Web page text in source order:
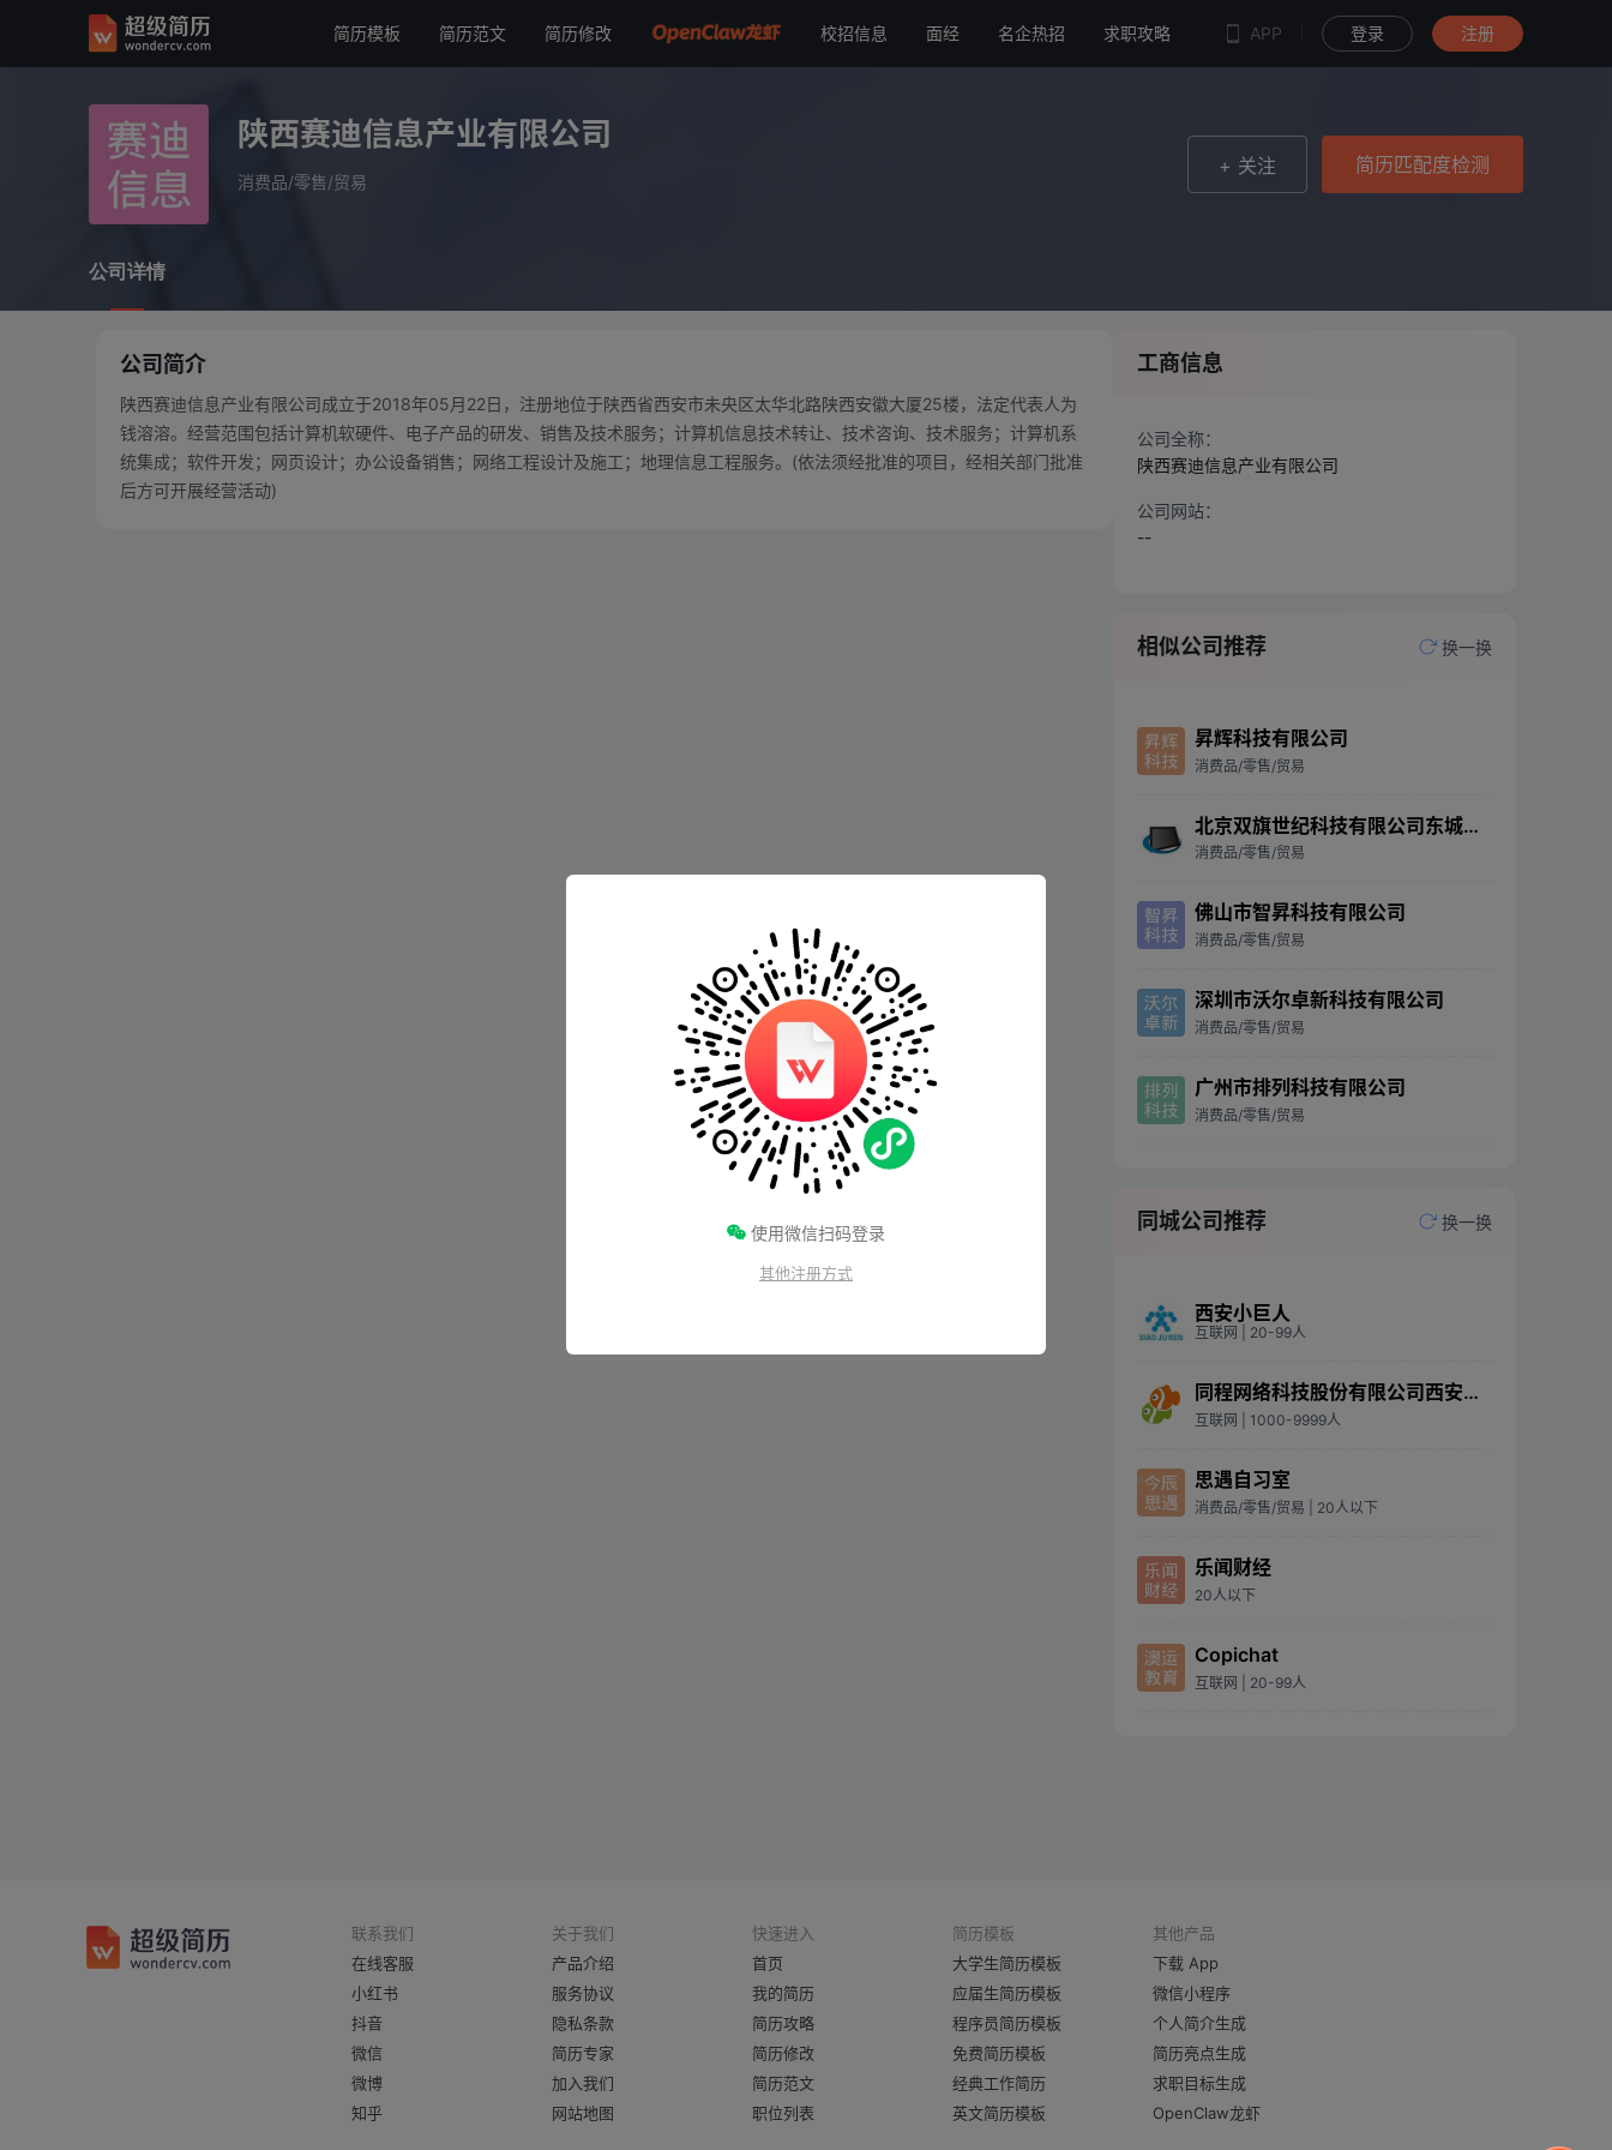
简历模板 简历范文 简历修改 校招信息 面经 名企热招 求职攻略 APP 登录 注册
陕西赛迪信息产业有限公司
公司详情 陕西赛迪信息产业有限公司
消费品/零售/贸易
+ 关注 简历匹配度检测
公司详情
公司简介
陕西赛迪信息产业有限公司成立于2018年05月22日，注册地位于陕西省西安市未央区太华北路陕西安徽大厦25楼，法定代表人为
钱溶溶。经营范围包括计算机软硬件、电子产品的研发、销售及技术服务；计算机信息技术转让、技术咨询、技术服务；计算机系
统集成；软件开发；网页设计；办公设备销售；网络工程设计及施工；地理信息工程服务。(依法须经批准的项目，经相关部门批准
后方可开展经营活动)
工商信息
公司全称：
陕西赛迪信息产业有限公司
公司网站：
--
相似公司推荐 换一换
昇辉科技有限公司
消费品/零售/贸易
北京双旗世纪科技有限公司东城分公司
消费品/零售/贸易
佛山市智昇科技有限公司
消费品/零售/贸易
深圳市沃尔卓新科技有限公司
消费品/零售/贸易
广州市排列科技有限公司
消费品/零售/贸易
同城公司推荐 换一换
西安小巨人
互联网 | 20-99人
同程网络科技股份有限公司西安分公司
互联网 | 1000-9999人
思遇自习室
消费品/零售/贸易 | 20人以下
乐闻财经
20人以下
Copichat
互联网 | 20-99人
使用微信扫码登录
其他注册方式
联系我们
在线客服
小红书
抖音
微信
微博
知乎
关于我们
产品介绍
服务协议
隐私条款
简历专家
加入我们
网站地图
快速进入
首页
我的简历
简历攻略
简历修改
简历范文
职位列表
简历模板
大学生简历模板
应届生简历模板
程序员简历模板
免费简历模板
经典工作简历
英文简历模板
其他产品
下载 App
微信小程序
个人简介生成
简历亮点生成
求职目标生成
OpenClaw龙虾